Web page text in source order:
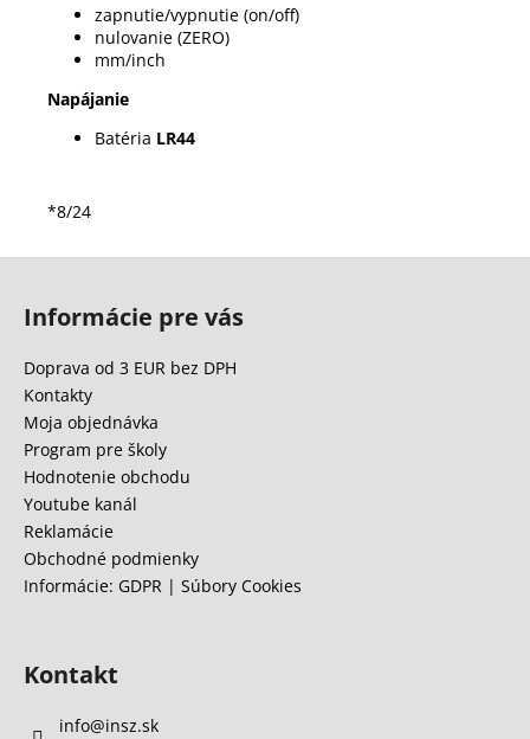
zapnutie/vypnutie (on/off)
nulovanie (ZERO)
mm/inch
Napájanie
Batéria LR44
*8/24
Informácie pre vás
Doprava od 3 EUR bez DPH
Kontakty
Moja objednávka
Program pre školy
Hodnotenie obchodu
Youtube kanál
Reklamácie
Obchodné podmienky
Informácie: GDPR | Súbory Cookies
Kontakt
info@insz.sk